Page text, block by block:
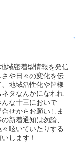
域密着型情報を発信
や日々の変化を伝
地域活性化や皆様
タなんかになれれ
な十三においで
せからお願いしま
新着通知は勿論、
呟いていたりする
します！